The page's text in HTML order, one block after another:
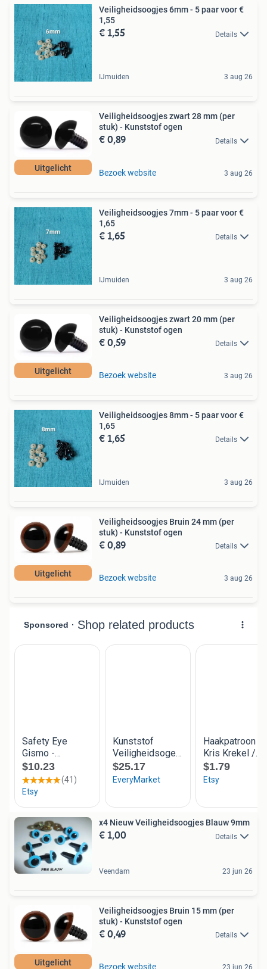
Veiligheidsoogjes 6mm - 5 paar voor €
1,55
€ 1,55 Details
IJmuiden 3 aug 26
Uitgelicht
Veiligheidsoogjes zwart 28 mm (per
stuk) - Kunststof ogen
€ 0,89 Details
Bezoek website 3 aug 26
Veiligheidsoogjes 7mm - 5 paar voor €
1,65
€ 1,65 Details
IJmuiden 3 aug 26
Uitgelicht
Veiligheidsoogjes zwart 20 mm (per
stuk) - Kunststof ogen
€ 0,59 Details
Bezoek website 3 aug 26
Veiligheidsoogjes 8mm - 5 paar voor €
1,65
€ 1,65 Details
IJmuiden 3 aug 26
Uitgelicht
Veiligheidsoogjes Bruin 24 mm (per
stuk) - Kunststof ogen
€ 0,89 Details
Bezoek website 3 aug 26
x4 Nieuw Veiligheidsoogjes Blauw 9mm
€ 1,00 Details
Veendam 23 jun 26
Uitgelicht
Veiligheidsoogjes Bruin 15 mm (per
stuk) - Kunststof ogen
€ 0,49 Details
Bezoek website 23 jun 26